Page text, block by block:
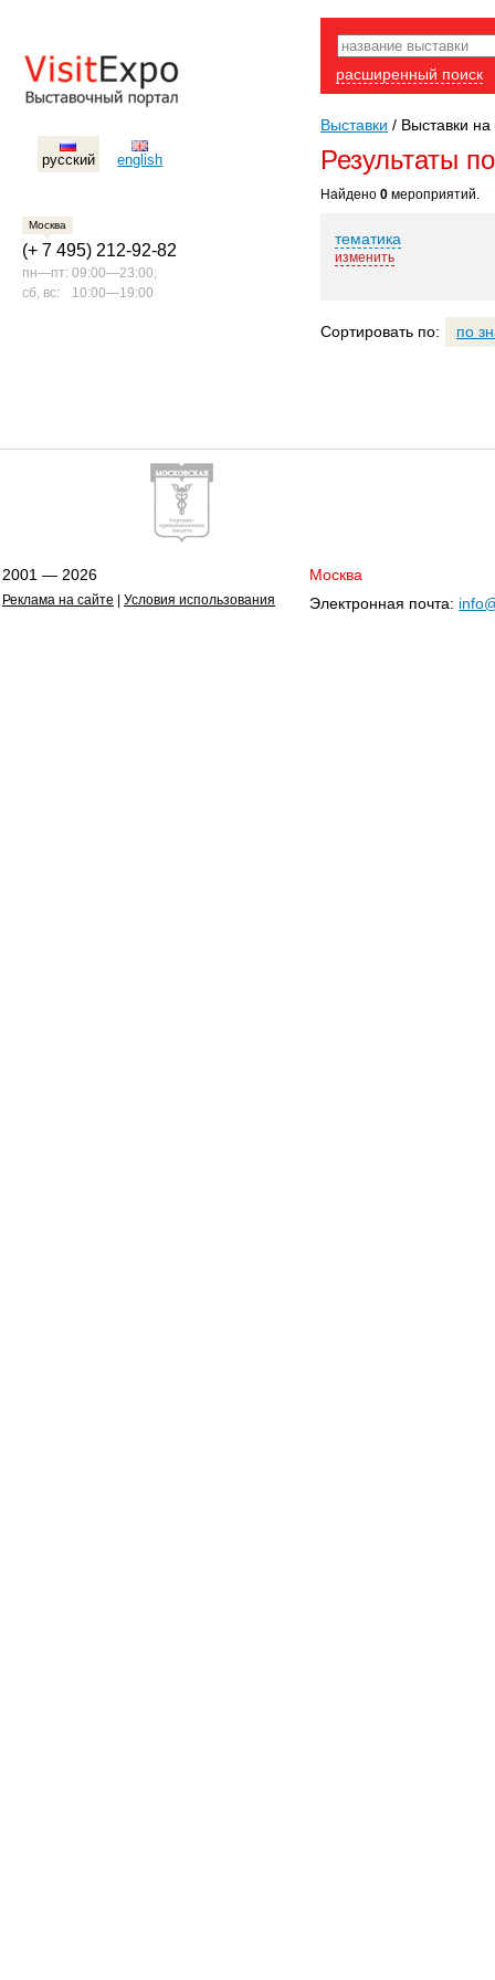
русский english
Москва
(+ 7 495) 212-92-82
пн—пт: 09:00—23:00;
сб, вс:
10:00—19:00
расширенный поиск
Выставки / Выставки
Результаты
Найдено 0 мероприятий.
тематика
изменить
Сортировать по: по
2001 — 2026
Реклама на сайте Условия использования
Москва
Электронная почта: